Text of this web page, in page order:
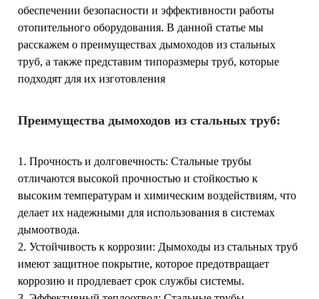
обеспечении безопасности и эффективности работы
отопительного оборудования. В данной статье мы
расскажем о преимуществах дымоходов из стальных
труб, а также представим типоразмеры труб, которые
подходят для их изготовления
Преимущества дымоходов из стальных труб:
1. Прочность и долговечность: Стальные трубы
отличаются высокой прочностью и стойкостью к
высоким температурам и химическим воздействиям, что
делает их надежными для использования в системах
дымоотвода.
2. Устойчивость к коррозии: Дымоходы из стальных труб
имеют защитное покрытие, которое предотвращает
коррозию и продлевает срок службы системы.